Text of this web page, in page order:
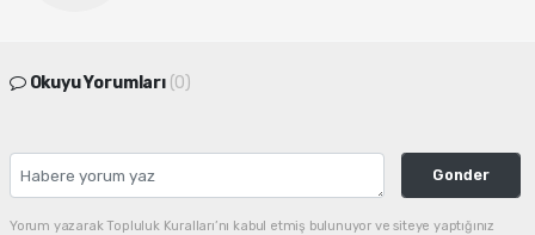
Okuyu Yorumları (0)
Gonder
Yorum yazarak Topluluk Kuralları’nı kabul etmiş bulunuyor ve siteye yaptığınız